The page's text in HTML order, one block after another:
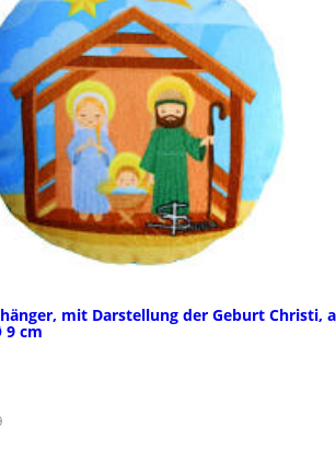
mit Darstellung der Geburt Christi,
9 cm